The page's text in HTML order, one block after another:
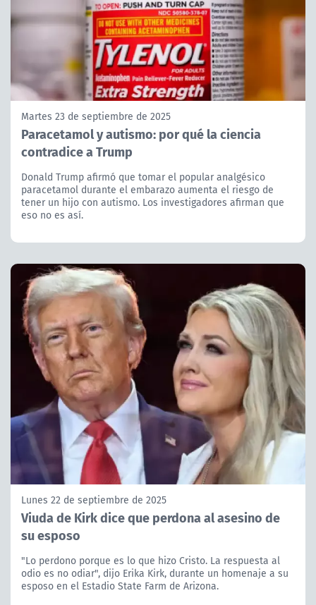
Martes 23 de septiembre de 2025
Paracetamol y autismo: por qué la ciencia
contradice a Trump
Donald Trump afirmó que tomar el popular analgésico
paracetamol durante el embarazo aumenta el riesgo de
tener un hijo con autismo. Los investigadores afirman que
eso no es así.
Lunes 22 de septiembre de 2025
Viuda de Kirk dice que perdona al asesino de
su esposo
"Lo perdono porque es lo que hizo Cristo. La respuesta al
odio es no odiar", dijo Erika Kirk, durante un homenaje a su
esposo en el Estadio State Farm de Arizona.